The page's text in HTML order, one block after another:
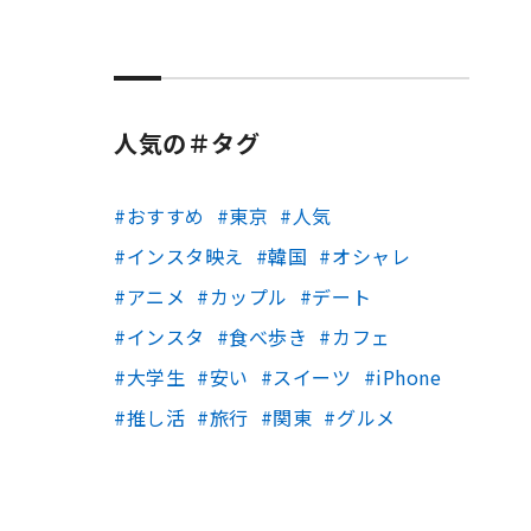
人気の＃タグ
おすすめ 東京
人気
インスタ映え
韓国
オシャレ
アニメ
カップル
デート
インスタ
食べ歩き
カフェ
大学生
安い スイーツ
iPhone
推し活
旅行 関東 グルメ